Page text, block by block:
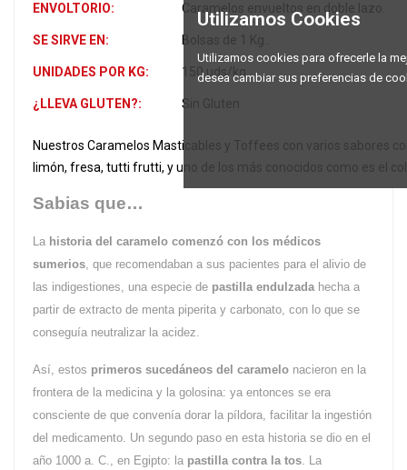
Utilizamos Cookies
Utilizamos cookies para ofrecerle la
desea cambiar sus preferencias de
ENVOLTORIO: Caramelos envueltos en doble lazo.
SE SIRVE EN: Bolsas de 1 Kg..
UNIDADES POR KG: 150 uds/kg
¿LLEVA GLUTEN?: Sin Gluten
Nuestros Caramelos Masticables y Toffees con varios sabores
limón, fresa, tutti frutti, y uno de los más conocidos como es el
Sabias que…
La historia del caramelo comenzó con los médicos
sumerios, que recomendaban a sus pacientes para el alivio de
las indigestiones, una especie de pastilla endulzadahecha a
partir de extracto de menta piperita y carbonato, con lo que se
conseguía neutralizar la acidez.
Así, estos primeros sucedáneos del caramelo nacieron en la
frontera de la medicina y la golosina: ya entonces se era
consciente de que convenía dorar la píldora, facilitar la ingestión
del medicamento. Un segundo paso en esta historia se dio en el
año 1000 a. C., en Egipto: la pastilla contra la tos. La